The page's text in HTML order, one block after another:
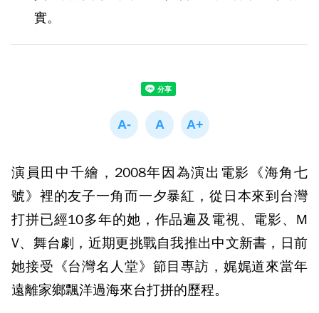
實。
演員田中千繪，2008年因為演出電影《海角七
號》裡的友子一角而一夕暴紅，從日本來到台灣
打拼已經10多年的她，作品遍及電視、電影、M
V、舞台劇，近期更挑戰自我推出中文新書，日前
她接受《台灣名人堂》節目專訪，娓娓道來當年
遠離家鄉飄洋過海來台打拼的歷程。